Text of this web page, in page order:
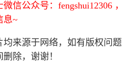
信公众号：fengshui12306 ，
息~
均来源于网络，如有版权问题
除，谢谢！